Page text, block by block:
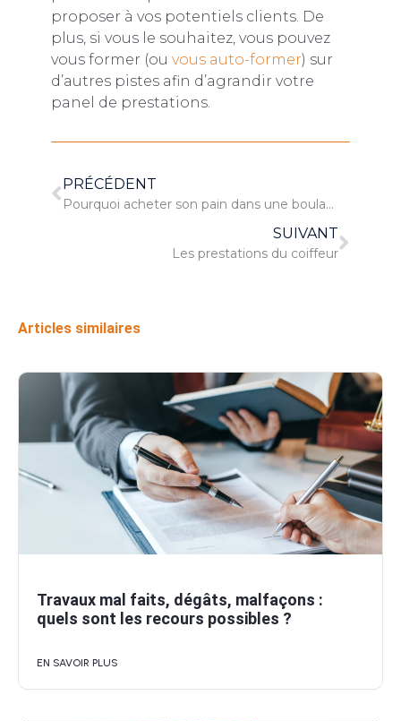
proposer à vos potentiels clients. De
plus, si vous le souhaitez, vous pouvez
vous former (ou vous auto-former) sur
d’autres pistes afin d’agrandir votre
panel de prestations.
PRÉCÉDENT
Pourquoi acheter son pain dans une boulangerie ?
SUIVANT
Les prestations du coiffeur
Articles similaires
Travaux mal faits, dégâts, malfaçons :
quels sont les recours possibles ?
EN SAVOIR PLUS